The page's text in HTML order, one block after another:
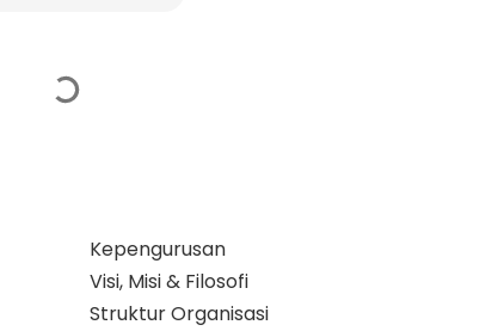
Kepengurusan
Visi, Misi & Filosofi
Struktur Organisasi